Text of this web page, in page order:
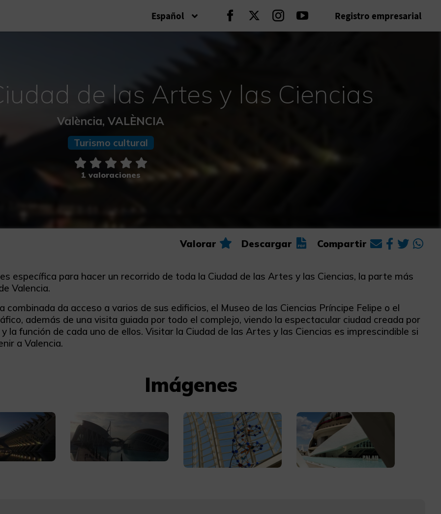
Español Seguir en Facebook
Seguir en Twitter
Seguir en Instagram
Seguir en Youtube
Registro empresarial
de las Artes y las Ciencias
València, VALÈNCIA
Turismo cultural
1 valoraciones
Valorar Descargar Compartir
específica para hacer un recorrido de toda la Ciudad de las Artes y las Ciencias, la parte más
Valencia.
combinada da acceso a varios de sus edificios, el Museo de las Ciencias Príncipe Felipe o el
además de una visita guiada por todo el complejo, viendo la espectacular ciudad creada por
la función de cada uno de ellos. Visitar la Ciudad de las Artes y las Ciencias es imprescindible si
a Valencia.
Imágenes